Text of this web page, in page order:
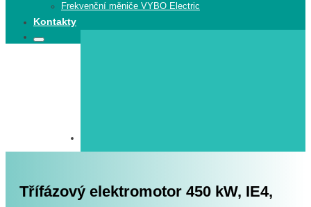
Frekvenční měniče VYBO Electric
Kontakty
Search
Search
Třífázový elektromotor 450 kW, IE4,